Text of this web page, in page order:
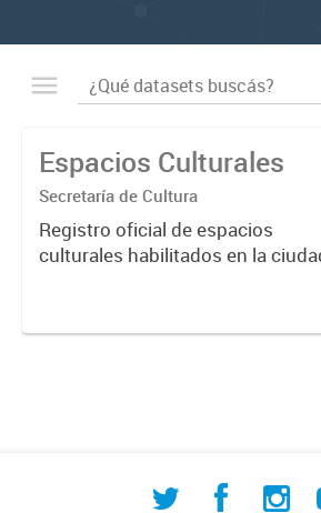
Espacios Culturales
Secretaría de Cultura
Registro oficial de espacios
culturales habilitados en la
culturales independientes, salas